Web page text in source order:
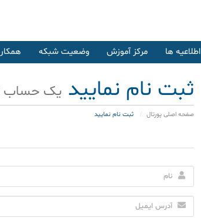
اطلاعیه ها مرکز آموزش وضعیت شبکه
ثبت نام نمایید یک حساب
صفحه اصلی پورتال ثبت نام نمایید